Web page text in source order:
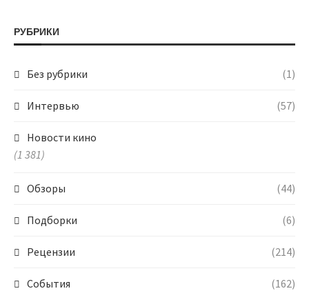
РУБРИКИ
Без рубрики (1)
Интервью (57)
Новости кино
(1 381)
Обзоры (44)
Подборки (6)
Рецензии (214)
События (162)